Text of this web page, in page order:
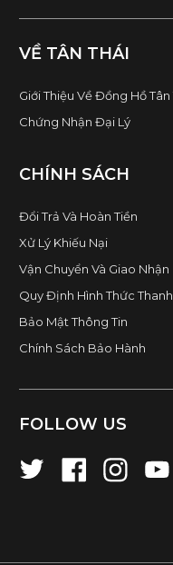
VỀ TÂN THÁI
Giới Thiệu Về Đồng Hồ Tân
Chứng Nhận Đại Lý
CHÍNH SÁCH
Đổi Trả Và Hoàn Tiền
Xử Lý Khiếu Nại
Vận Chuyển Và Giao Nhận
Quy Định Hình Thức
Bảo Mật Thông Tin
Chính Sách Bảo Hành
FOLLOW US